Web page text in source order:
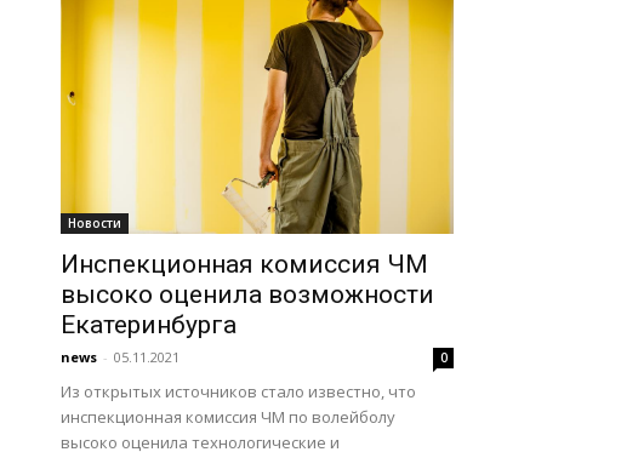
Новости
Инспекционная комиссия ЧМ
высоко оценила возможности
Екатеринбурга
news - 05.11.2021 0
Из открытых источников стало известно, что
инспекционная комиссия ЧМ по волейболу
высоко оценила технологические и